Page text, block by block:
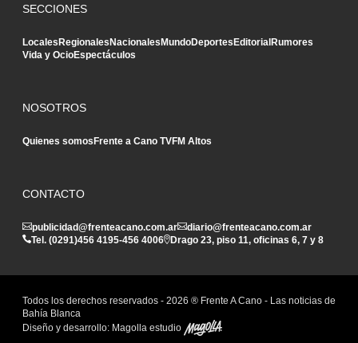
SECCIONES
LocalesRegionalesNacionalesMundoDeportesEditorialRumores
Vida y OcioEspectáculos
NOSOTROS
Quienes somosFrente a Cano TVFM Altos
CONTACTO
publicidad@frenteacano.com.ar
diario@frenteacano.com.ar
Tel. (0291)456 4195-456 4006 Drago 23, piso 11, oficinas 6, 7 y 8
Todos los derechos reservados - 2026 ® Frente A Cano - Las noticias de
Bahía Blanca
Diseño y desarrollo: Magolla estudio